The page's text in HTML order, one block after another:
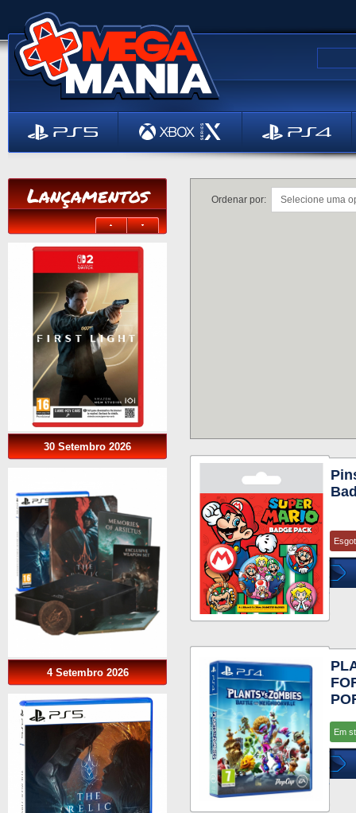
Lançamentos
30 Setembro 2026
4 Setembro 2026
Ordenar por:
Em